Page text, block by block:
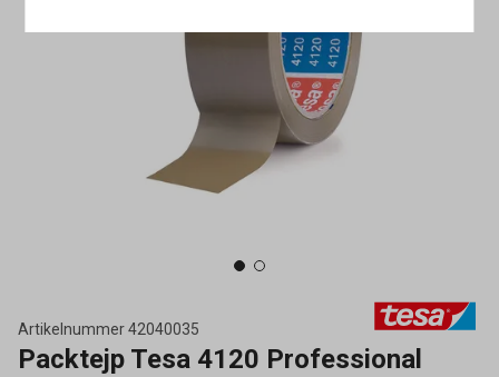
Artikelnummer42040035
Packtejp Tesa 4120 Professional